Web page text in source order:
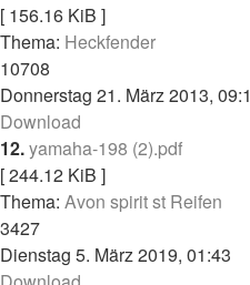
[ 156.16 KiB ]
Thema: Heckfender
10708
Donnerstag 21. März 2013,
Download
12.yamaha-198 (2).pdf
[ 244.12 KiB ]
Thema: Avon spirit st Reifen
3427
Dienstag 5. März 2019, 01:43